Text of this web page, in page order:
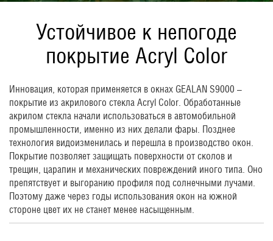
Устойчивое к непогоде
покрытие Acryl Color
Инновация, которая применяется в окнах GEALAN S9000 –
покрытие из акрилового стекла Acryl Color. Обработанные
акрилом стекла начали использоваться в автомобильной
промышленности, именно из них делали фары. Позднее
технология видоизменилась и перешла в производство окон.
Покрытие позволяет защищать поверхности от сколов и
трещин, царапин и механических повреждений иного типа. Оно
препятствует и выгоранию профиля под солнечными лучами.
Поэтому даже через годы использования окон на южной
стороне цвет их не станет менее насыщенным.